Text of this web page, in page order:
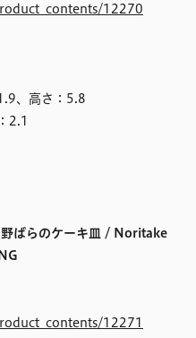
12270
、高さ：5.8
2.1
ばらのケーキ皿 / Noritake
12271